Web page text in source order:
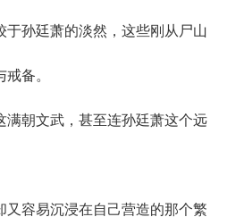
于孙廷萧的淡然，这些刚从尸山
备。
朝文武，甚至连孙廷萧这个远
容易沉浸在自己营造的那个繁